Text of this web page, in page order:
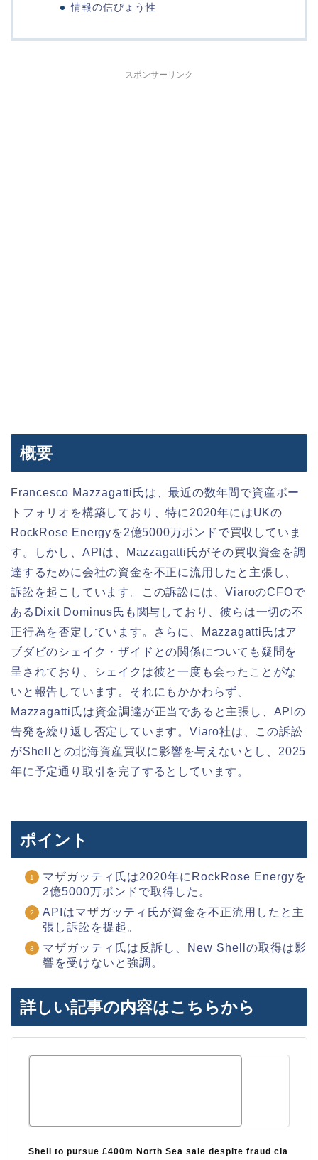
情報の信ぴょう性
スポンサーリンク
概要
Francesco Mazzagatti氏は、最近の数年間で資産ポー
トフォリオを構築しており、特に2020年にはUKの
RockRose Energyを2億5000万ポンドで買収していま
す。しかし、APIは、Mazzagatti氏がその買収資金を調
達するために会社の資金を不正に流用したと主張し、
訴訟を起こしています。この訴訟には、ViaroのCFOで
あるDixit Dominus氏も関与しており、彼らは一切の不
正行為を否定しています。さらに、Mazzagatti氏はア
ブダビのシェイク・ザイドとの関係についても疑問を
呈されており、シェイクは彼と一度も会ったことがな
いと報告しています。それにもかかわらず、
Mazzagatti氏は資金調達が正当であると主張し、APIの
告発を繰り返し否定しています。Viaro社は、この訴訟
がShellとの北海資産買収に影響を与えないとし、2025
年に予定通り取引を完了するとしています。
ポイント
マザガッティ氏は2020年にRockRose Energyを
2億5000万ポンドで取得した。
APIはマザガッティ氏が資金を不正流用したと主
張し訴訟を提起。
マザガッティ氏は反訴し、New Shellの取得は影
響を受けないと強調。
詳しい記事の内容はこちらから
Shell to pursue £400m North Sea sale despite fraud cla